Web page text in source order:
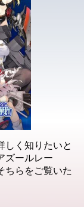
しく知りたいと
ズールレー
ちらをご覧いた